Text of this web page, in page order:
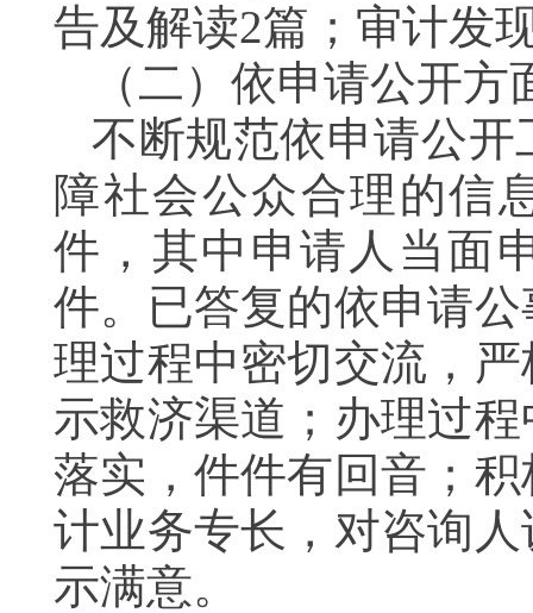
告及解读2篇；审计发
（二）依申请公开方
不断规范依申请公
障社会公众合理的信
件，其中申请人当面
件。已答复的依申请
理过程中密切交流，
示救济渠道；办理过
落实，件件有回音；
计业务专长，对咨询
示满意。